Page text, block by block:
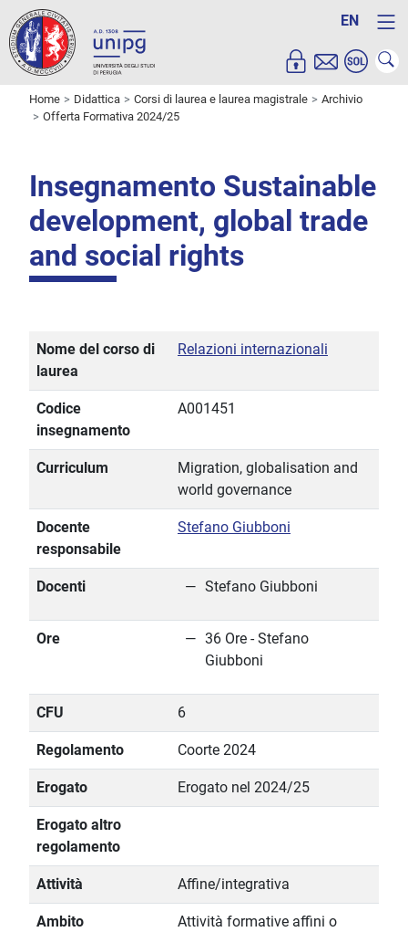
EN
Home Didattica Corsi di laurea e laurea magistrale
Archivio
Offerta Formativa 2024/25
Insegnamento Sustainable
development, global trade
and social rights
Nome del corso di
laurea
Relazioni internazionali
Codice
insegnamento
A001451
Curriculum
Migration, globalisation and
world governance
Docente
responsabile
Stefano Giubboni
Docenti Stefano Giubboni
Ore
36 Ore - Stefano
Giubboni
CFU 6
Regolamento Coorte 2024
Erogato Erogato nel 2024/25
Erogato altro
regolamento
Attività Affine/integrativa
Ambito
Attività formative affini o